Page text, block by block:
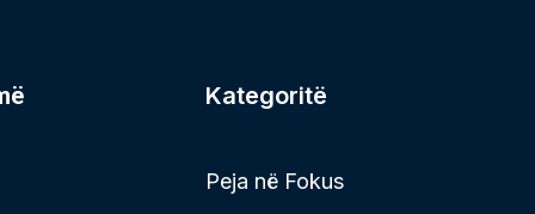
Kategoritë
Peja në Fokus